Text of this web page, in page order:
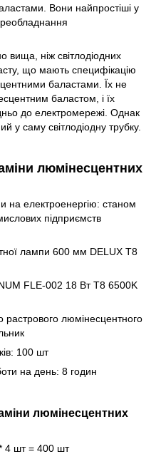
Вони найпростіші у
вища, ніж світлодіодних
що мають специфікацію
баластами. Їх не
баластом, і їх
до електромережі. Однак
у саму світлодіодну трубку.
люмінесцентних
на електроенергію: станом
підприємств
лампи 600 мм DELUX T8
FLE-002 18 Вт T8 6500K
растрового люмінесцентного
100 шт
на день: 8 годин
люмінесцентних
* 4 шт = 400 шт